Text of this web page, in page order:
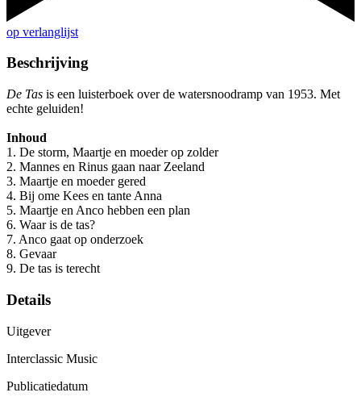
op verlanglijst
Beschrijving
De Tas is een luisterboek over de watersnoodramp van 1953. Met
echte geluiden!
Inhoud
1. De storm, Maartje en moeder op zolder
2. Mannes en Rinus gaan naar Zeeland
3. Maartje en moeder gered
4. Bij ome Kees en tante Anna
5. Maartje en Anco hebben een plan
6. Waar is de tas?
7. Anco gaat op onderzoek
8. Gevaar
9. De tas is terecht
Details
Uitgever
Interclassic Music
Publicatiedatum